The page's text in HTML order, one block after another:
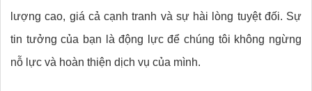
lượng cao, giá cả cạnh tranh và sự hài lòng tuyệt đối. Sự
tin tưởng của bạn là động lực để chúng tôi không ngừng
nỗ lực và hoàn thiện dịch vụ của mình.